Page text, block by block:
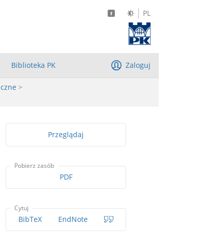
PL
Biblioteka PK Zaloguj
>
Przeglądaj
Pobierz zasób
PDF
Cytuj
BibTeX EndNote